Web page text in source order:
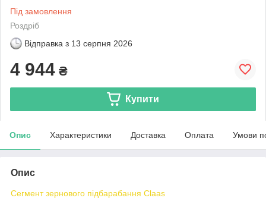
Під замовлення
Роздріб
Відправка з 13 серпня 2026
4 944 ₴
Купити
Опис Характеристики Доставка Оплата Умови
Опис
Сегмент зернового підбарабання Claas